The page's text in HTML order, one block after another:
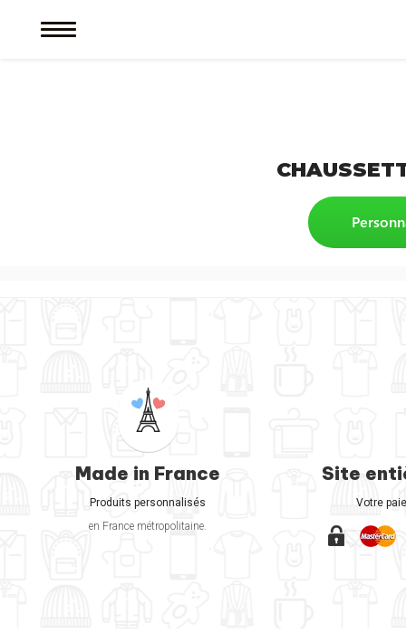
Made in France
Produits personnalisés
en France métropolitaine.
Site
Votre